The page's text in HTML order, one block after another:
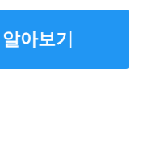
아보기